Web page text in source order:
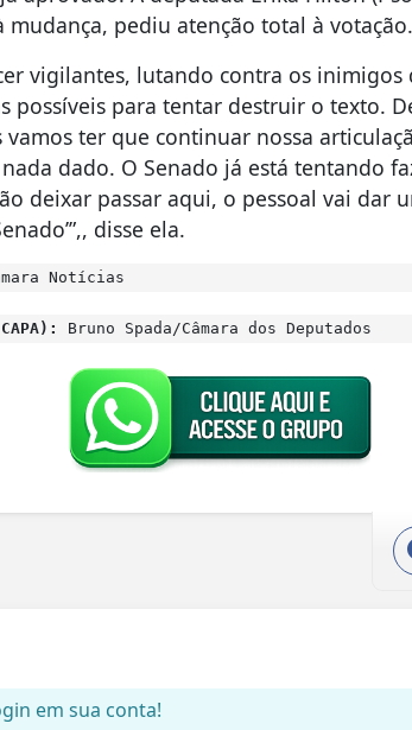
pediu atenção total à votação.
vigilantes, lutando contra os
possíveis para tentar destruir o texto.
ter que continuar nossa
dado. O Senado já está tentando
deixar passar aqui, o pessoal vai dar
disse ela.
Notícias
Bruno Spada/Câmara dos Deputados
em sua conta!